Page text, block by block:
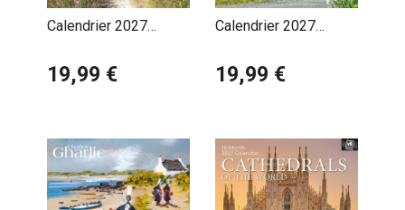
Calendrier 2027
Atlantique
19,99 €
Calendrier 2027
Fleurie
19,99 €